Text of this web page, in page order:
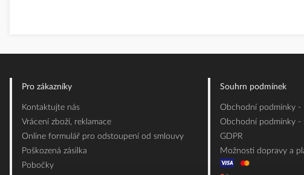
Pro zákazníky
Kontaktujte nás
Vrácení zboží, reklamace
Online formulář pro odstoupení od smlouvy
Poškozená zásilka
Pobočky
Souhrn podmínek
Obchodní podmínky -
Obchodní podmínky -
GDPR
Možnosti dopravy a